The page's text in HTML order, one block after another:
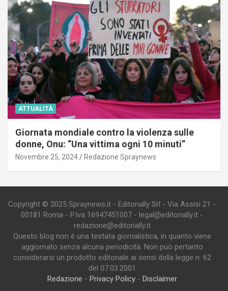
ATTUALITÀ
Giornata mondiale contro la violenza sulle
donne, Onu: “Una vittima ogni 10 minuti”
Novembre 25, 2024 Redazione Spraynews
Copyright © 2025 Spraynews.it - Editorially Srl - Via Assisi 21 -
00181 Roma - P.Iva 16947451007 - legal@editorially.it -
redazione@editorially.it
Questo blog non è una testata giornalistica, in quanto viene
aggiornato senza alcuna periodicità. Non può pertanto
considerarsi un prodotto editoriale ai sensi della legge n. 62
del 07.03.2001
Redazione - Privacy Policy- Disclaimer